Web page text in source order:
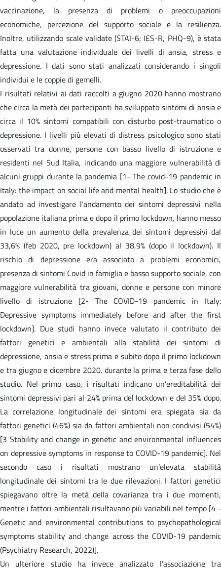
vaccinazione, la presenza di problemi o preoccupazioni
economiche, percezione del supporto sociale e la resilienza.
Inoltre, utilizzando scale validate (STAI-6; IES-R, PHQ-9), è stata
fatta una valutazione individuale dei livelli di ansia, stress e
depressione. I dati sono stati analizzati considerando i singoli
individui e le coppie di gemelli.
I risultati relativi ai dati raccolti a giugno 2020 hanno mostrano
che circa la metà dei partecipanti ha sviluppato sintomi di ansia e
circa il 10% sintomi compatibili con disturbo post-traumatico o
depressione. I livelli più elevati di distress psicologico sono stati
osservati tra donne, persone con basso livello di istruzione e
residenti nel Sud Italia, indicando una maggiore vulnerabilità di
alcuni gruppi durante la pandemia [1- The covid-19 pandemic in
Italy: the impact on social life and mental health]. Lo studio che è
andato ad investigare l’andamento dei sintomi depressivi nella
popolazione italiana prima e dopo il primo lockdown, hanno messo
in luce un aumento della prevalenza dei sintomi depressivi dal
33,6% (feb 2020, pre lockdown) al 38,9% (dopo il lockdown). Il
rischio di depressione era associato a problemi economici,
presenza di sintomi Covid in famiglia e basso supporto sociale, con
maggiore vulnerabilità tra giovani, donne e persone con minore
livello di istruzione [2- The COVID-19 pandemic in Italy:
Depressive symptoms immediately before and after the first
lockdown]. Due studi hanno invece valutato il contributo dei
fattori genetici e ambientali alla stabilità dei sintomi di
depressione, ansia e stress prima e subito dopo il primo lockdown
e tra giugno e dicembre 2020. durante la prima e terza fase dello
studio. Nel primo caso, i risultati indicano un’ereditabilità dei
sintomi depressivi pari al 24% prima del lockdown e del 35% dopo.
La correlazione longitudinale dei sintomi era spiegata sia da
fattori genetici (46%) sia da fattori ambientali non condivisi (54%)
[3 Stability and change in genetic and environmental influences
on depressive symptoms in response to COVID-19 pandemic]. Nel
secondo caso i risultati mostrano un’elevata stabilità
longitudinale dei sintomi tra le due rilevazioni. I fattori genetici
spiegavano oltre la metà della covarianza tra i due momenti,
mentre i fattori ambientali risultavano più variabili nel tempo [4 -
Genetic and environmental contributions to psychopathological
symptoms stability and change across the COVID-19 pandemic
(Psychiatry Research, 2022)].
Un ulteriore studio ha invece analizzato l’associazione tra